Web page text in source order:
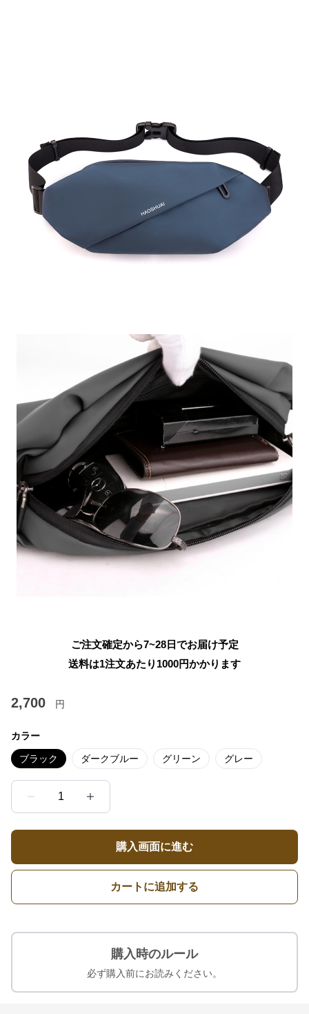
ご注文確定から7~28日でお届け予定
送料は1注文あたり 1000円かかります
2,700 円
カラー
ブラック ダークブルー グリーン グレー
1
購入画面に進む
カートに追加する
購入時のルール
必ず購入前にお読みください。